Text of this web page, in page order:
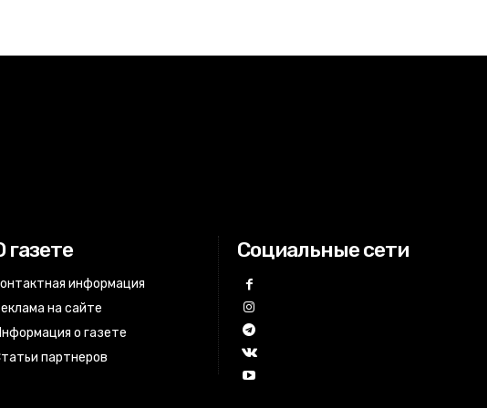
газете
информация
на сайте
о газете
партнеров
Социальные сети